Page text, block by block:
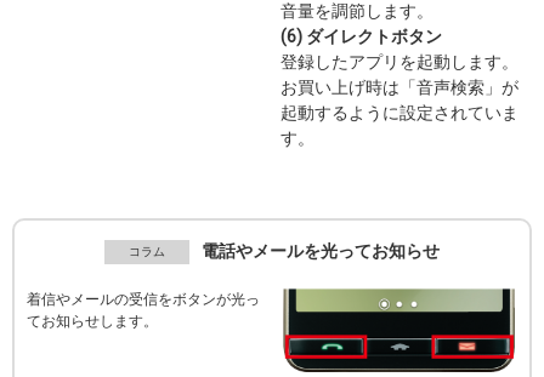
音量を調節します。
(6) ダイレクトボタン
登録したアプリを起動します。
お買い上げ時は「音声検索」が
起動するように設定されていま
す。
電話やメールを光ってお知らせ
着信やメールの受信をボタンが光っ
てお知らせします。